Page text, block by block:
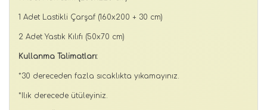
1 Adet Lastikli Çarşaf (160x200 + 30 cm)
2 Adet Yastık Kılıfı (50x70 cm)
Kullanma Talimatları:
*30 dereceden fazla sıcaklıkta yıkamayınız.
*Ilık derecede ütüleyiniz.